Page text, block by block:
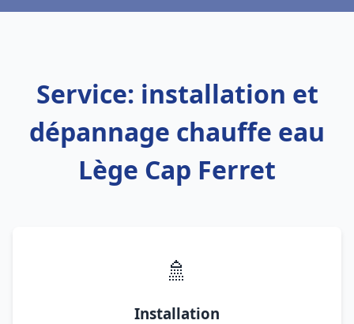
Service: installation et
dépannage chauffe eau
Lège Cap Ferret
🚿
Installation